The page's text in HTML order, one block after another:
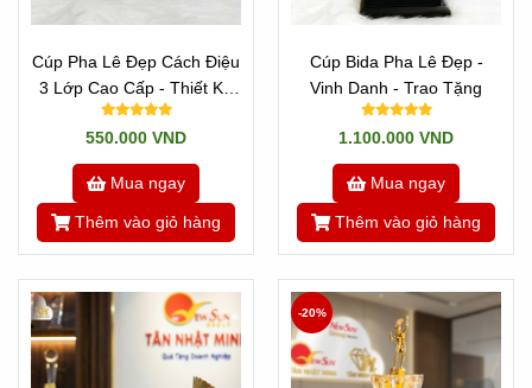
Cúp Pha Lê Đẹp Cách Điệu
3 Lớp Cao Cấp - Thiết Kế
Theo Yêu Cầu
550.000 VND
Mua ngay
Thêm vào giỏ hàng
Cúp Bida Pha Lê Đẹp -
Vinh Danh - Trao Tặng
1.100.000 VND
Mua ngay
Thêm vào giỏ hàng
-20%